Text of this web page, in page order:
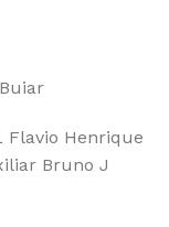
Flavio Henrique
Bruno J